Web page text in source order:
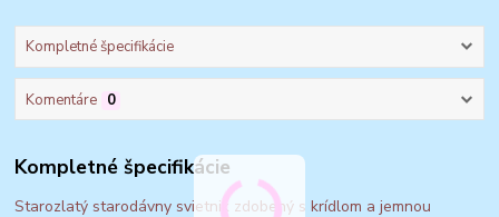
Kompletné špecifikácie
Komentáre 0
Kompletné špecifikácie
Starozlatý starodávny svietnik zdobený s krídlom a jemnou